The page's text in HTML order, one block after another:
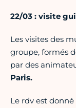
22/03 : visite
Les visites des
groupe, formés
par des
Paris.
Le rdv est